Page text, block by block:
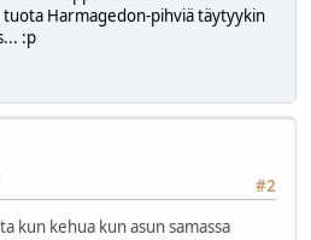
Harmagedon-pihviä täytyykin
:p
#2
kun kehua kun asun samassa